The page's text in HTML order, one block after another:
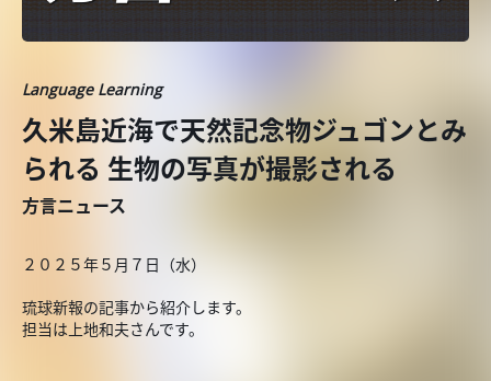
Language Learning
久米島近海で天然記念物ジュゴンとみ
られる 生物の写真が撮影される
方言ニュース
２０２５年５月７日（水）
琉球新報の記事から紹介します。
担当は上地和夫さんです。